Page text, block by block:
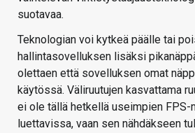
suotavaa.
Teknologian voi kytkeä päälle tai
hallintasovelluksen lisäksi
olettaen että sovelluksen omat
käytössä. Väliruutujen kasvattama
ei ole tällä hetkellä useimpien FPS-
luettavissa, vaan sen nähdäkseen